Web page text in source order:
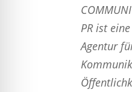
PR ist
Agentur